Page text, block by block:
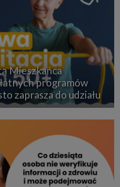
Mieszkańca
programów
zaprasza do udziału